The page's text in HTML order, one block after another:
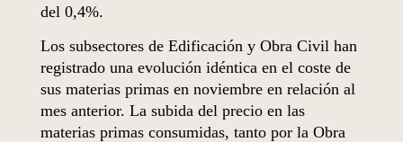
del 0,4%.
Los subsectores de Edificación y Obra Civil han
registrado una evolución idéntica en el coste de
sus materias primas en noviembre en relación al
mes anterior. La subida del precio en las
materias primas consumidas, tanto por la Obra